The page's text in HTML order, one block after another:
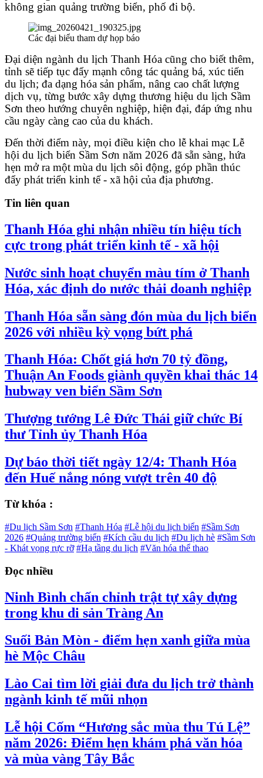
không gian quảng trường biển, phố đi bộ.
Các đại biểu tham dự họp báo
Đại diện ngành du lịch Thanh Hóa cũng cho biết thêm,
tỉnh sẽ tiếp tục đẩy mạnh công tác quảng bá, xúc tiến
du lịch; đa dạng hóa sản phẩm, nâng cao chất lượng
dịch vụ, từng bước xây dựng thương hiệu du lịch Sầm
Sơn theo hướng chuyên nghiệp, hiện đại, đáp ứng nhu
cầu ngày càng cao của du khách.
Đến thời điểm này, mọi điều kiện cho lễ khai mạc Lễ
hội du lịch biển Sầm Sơn năm 2026 đã sẵn sàng, hứa
hẹn mở ra một mùa du lịch sôi động, góp phần thúc
đẩy phát triển kinh tế - xã hội của địa phương.
Tin liên quan
Thanh Hóa ghi nhận nhiều tín hiệu tích
cực trong phát triển kinh tế - xã hội
Nước sinh hoạt chuyển màu tím ở Thanh
Hóa, xác định do nước thải doanh nghiệp
Thanh Hóa sẵn sàng đón mùa du lịch biển
2026 với nhiều kỳ vọng bứt phá
Thanh Hóa: Chốt giá hơn 70 tỷ đồng,
Thuận An Foods giành quyền khai thác 14
hubway ven biển Sầm Sơn
Thượng tướng Lê Đức Thái giữ chức Bí
thư Tỉnh ủy Thanh Hóa
Dự báo thời tiết ngày 12/4: Thanh Hóa
đến Huế nắng nóng vượt trên 40 độ
Từ khóa :
#Du lịch Sầm Sơn #Thanh Hóa #Lễ hội du lịch biển #Sầm Sơn
2026 #Quảng trường biển #Kích cầu du lịch #Du lịch hè #Sầm Sơn
- Khát vọng rực rỡ #Hạ tầng du lịch #Văn hóa thể thao
Đọc nhiều
Ninh Bình chấn chỉnh trật tự xây dựng
trong khu di sản Tràng An
Suối Bản Mòn - điểm hẹn xanh giữa mùa
hè Mộc Châu
Lào Cai tìm lời giải đưa du lịch trở thành
ngành kinh tế mũi nhọn
Lễ hội Cốm “Hương sắc mùa thu Tú Lệ”
năm 2026: Điểm hẹn khám phá văn hóa
và mùa vàng Tây Bắc